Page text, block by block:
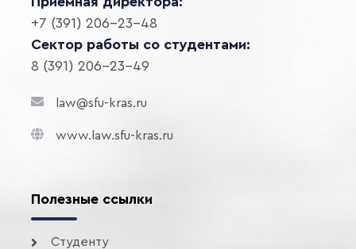
+7 (391) 206-23-48
Сектор работы со студентами:
8 (391) 206-23-49
law@sfu-kras.ru
www.law.sfu-kras.ru
Полезные ссылки
Студенту